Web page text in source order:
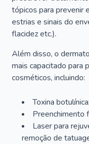
tópicos para prevenir
estrias e sinais do
flacidez etc.).
Além disso, o
mais capacitado para
cosméticos, incluindo:
Toxina botulínica;
Preenchimento
Laser para
remoção de